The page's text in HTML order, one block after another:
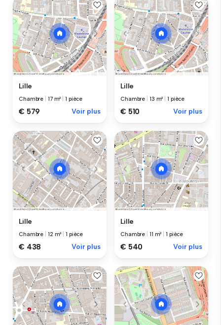
Lille
Chambre 17 m² |1 pièce
€ 579 Voir plus
Lille
Chambre 13 m² |1 pièce
€ 510 Voir plus
Lille
Chambre 12 m² |1 pièce
€ 438 Voir plus
Lille
Chambre 11 m² |1 pièce
€ 540 Voir plus